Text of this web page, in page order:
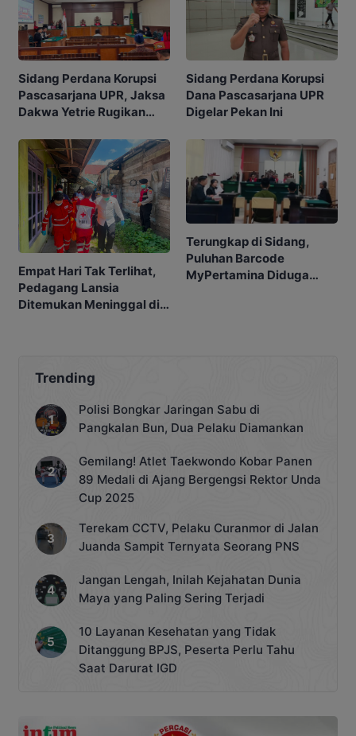
Sidang Perdana Korupsi
Pascasarjana UPR, Jaksa
Dakwa Yetrie Rugikan
Sidang Perdana Korupsi
Dana Pascasarjana UPR
Digelar Pekan Ini
Empat Hari Tak Terlihat,
Pedagang Lansia
Ditemukan Meninggal di
Terungkap di Sidang,
Puluhan Barcode
MyPertamina Diduga
Trending
Polisi Bongkar Jaringan Sabu di
Pangkalan Bun, Dua Pelaku Diamankan
Gemilang! Atlet Taekwondo Kobar Panen
89 Medali di Ajang Bergengsi Rektor Unda
Cup 2025
Terekam CCTV, Pelaku Curanmor di Jalan
Juanda Sampit Ternyata Seorang PNS
Jangan Lengah, Inilah Kejahatan Dunia
Maya yang Paling Sering Terjadi
10 Layanan Kesehatan yang Tidak
Ditanggung BPJS, Peserta Perlu Tahu
Saat Darurat IGD